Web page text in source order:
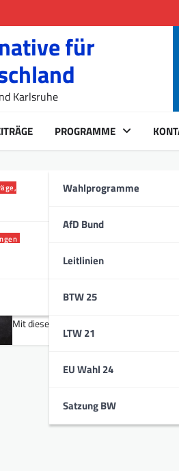
für
Karlsruhe
PROGRAMME
Wahlprogramme
AfD Bund
Leitlinien
BTW 25
LTW 21
EU Wahl 24
Satzung BW
ANTRAG/ANFRAGE
Anfrage zur Entwicklung
Schularten
25. März 2021
In den letzten Jahren häuften sich
Mit dieser Anfrage an…